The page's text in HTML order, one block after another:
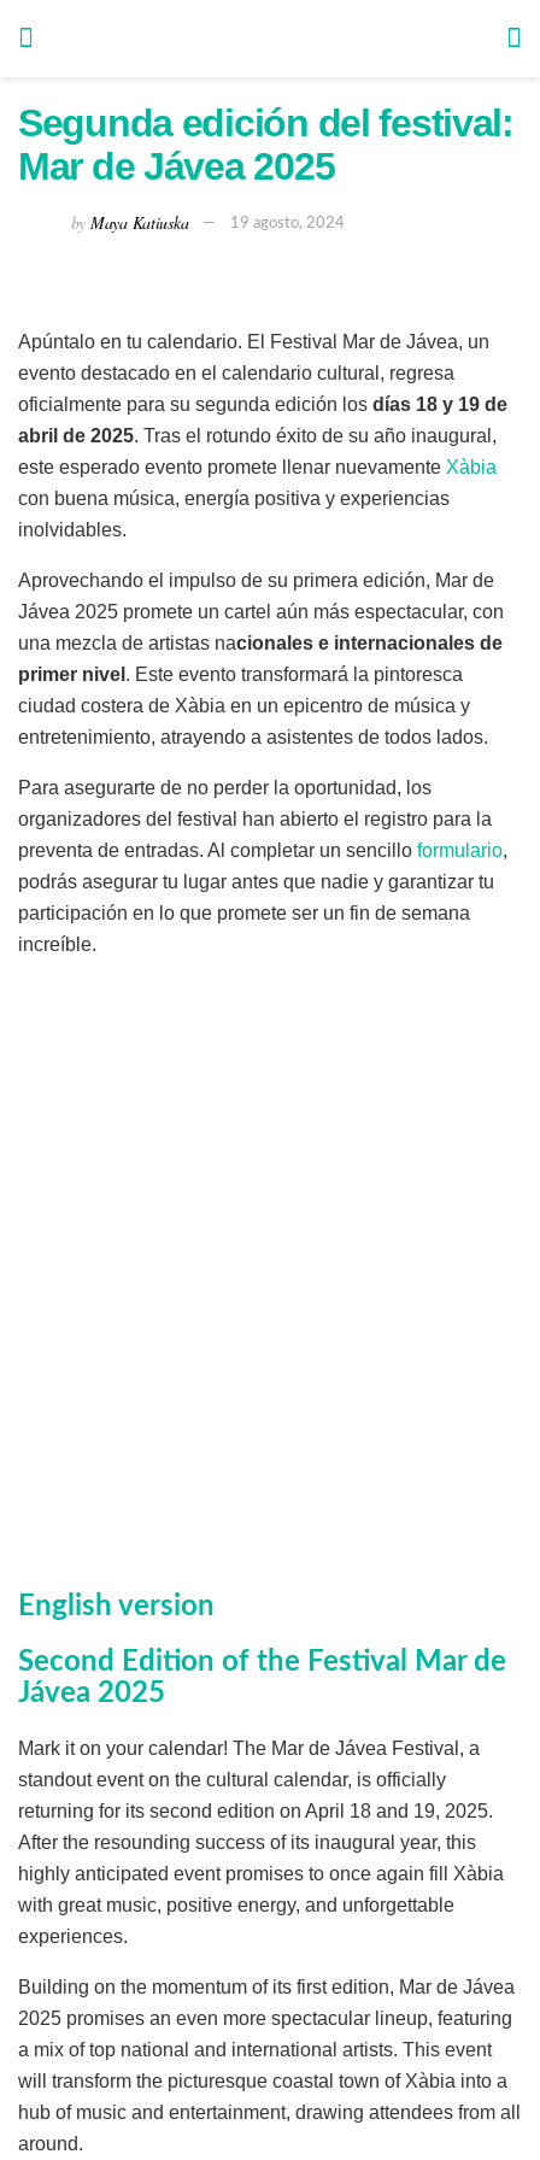
Segunda edición del festival:
Mar de Jávea 2025
by Maya Katiuska 19 agosto, 2024
Apúntalo en tu calendario. El Festival Mar de Jávea, un
evento destacado en el calendario cultural, regresa
oficialmente para su segunda edición los días 18 y 19 de
abril de 2025. Tras el rotundo éxito de su año inaugural,
este esperado evento promete llenar nuevamente Xàbia
con buena música, energía positiva y experiencias
inolvidables.
Aprovechando el impulso de su primera edición, Mar de
Jávea 2025 promete un cartel aún más espectacular, con
una mezcla de artistas nacionales e internacionales de
primer nivel . Este evento transformará la pintoresca
ciudad costera de Xàbia en un epicentro de música y
entretenimiento, atrayendo a asistentes de todos lados.
Para asegurarte de no perder la oportunidad, los
organizadores del festival han abierto el registro para la
preventa de entradas. Al completar un sencillo formulario,
podrás asegurar tu lugar antes que nadie y garantizar tu
participación en lo que promete ser un fin de semana
increíble.
English version
Second Edition of the Festival Mar de
Jávea 2025
Mark it on your calendar! The Mar de Jávea Festival, a
standout event on the cultural calendar, is officially
returning for its second edition on April 18 and 19, 2025.
After the resounding success of its inaugural year, this
highly anticipated event promises to once again fill Xàbia
with great music, positive energy, and unforgettable
experiences.
Building on the momentum of its first edition, Mar de Jávea
2025 promises an even more spectacular lineup, featuring
a mix of top national and international artists. This event
will transform the picturesque coastal town of Xàbia into a
hub of music and entertainment, drawing attendees from all
around.